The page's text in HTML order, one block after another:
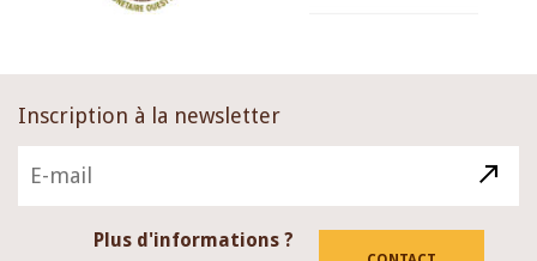
Inscription à la newsletter
Plus d'informations ?